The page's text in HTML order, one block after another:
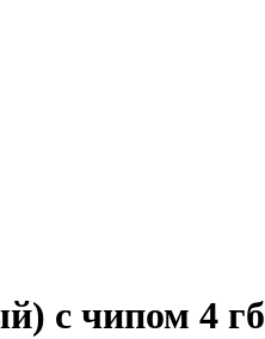
с чипом 4 гб